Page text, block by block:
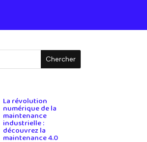
La révolution
numérique de la
maintenance
industrielle :
découvrez la
maintenance 4.0